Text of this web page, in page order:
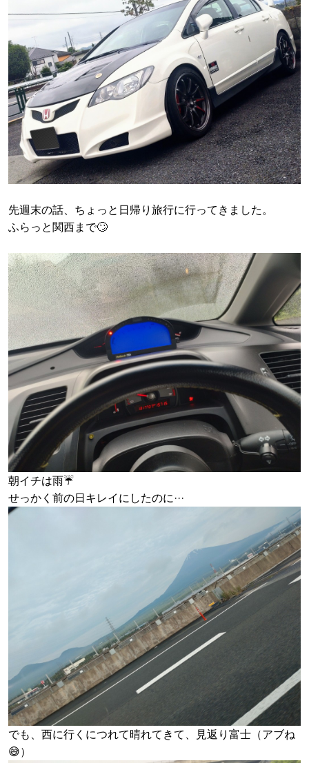
先週末の話、ちょっと日帰り旅行に行ってきました。
ふらっと関西まで🙄
朝イチは雨☔
せっかく前の日キレイにしたのに···
でも、西に行くにつれて晴れてきて、見返り富士（アブね
😅）